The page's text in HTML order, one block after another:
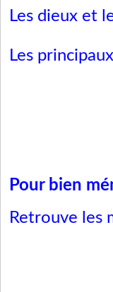
Les dieux et
Les
Pour bien
Retrouve les